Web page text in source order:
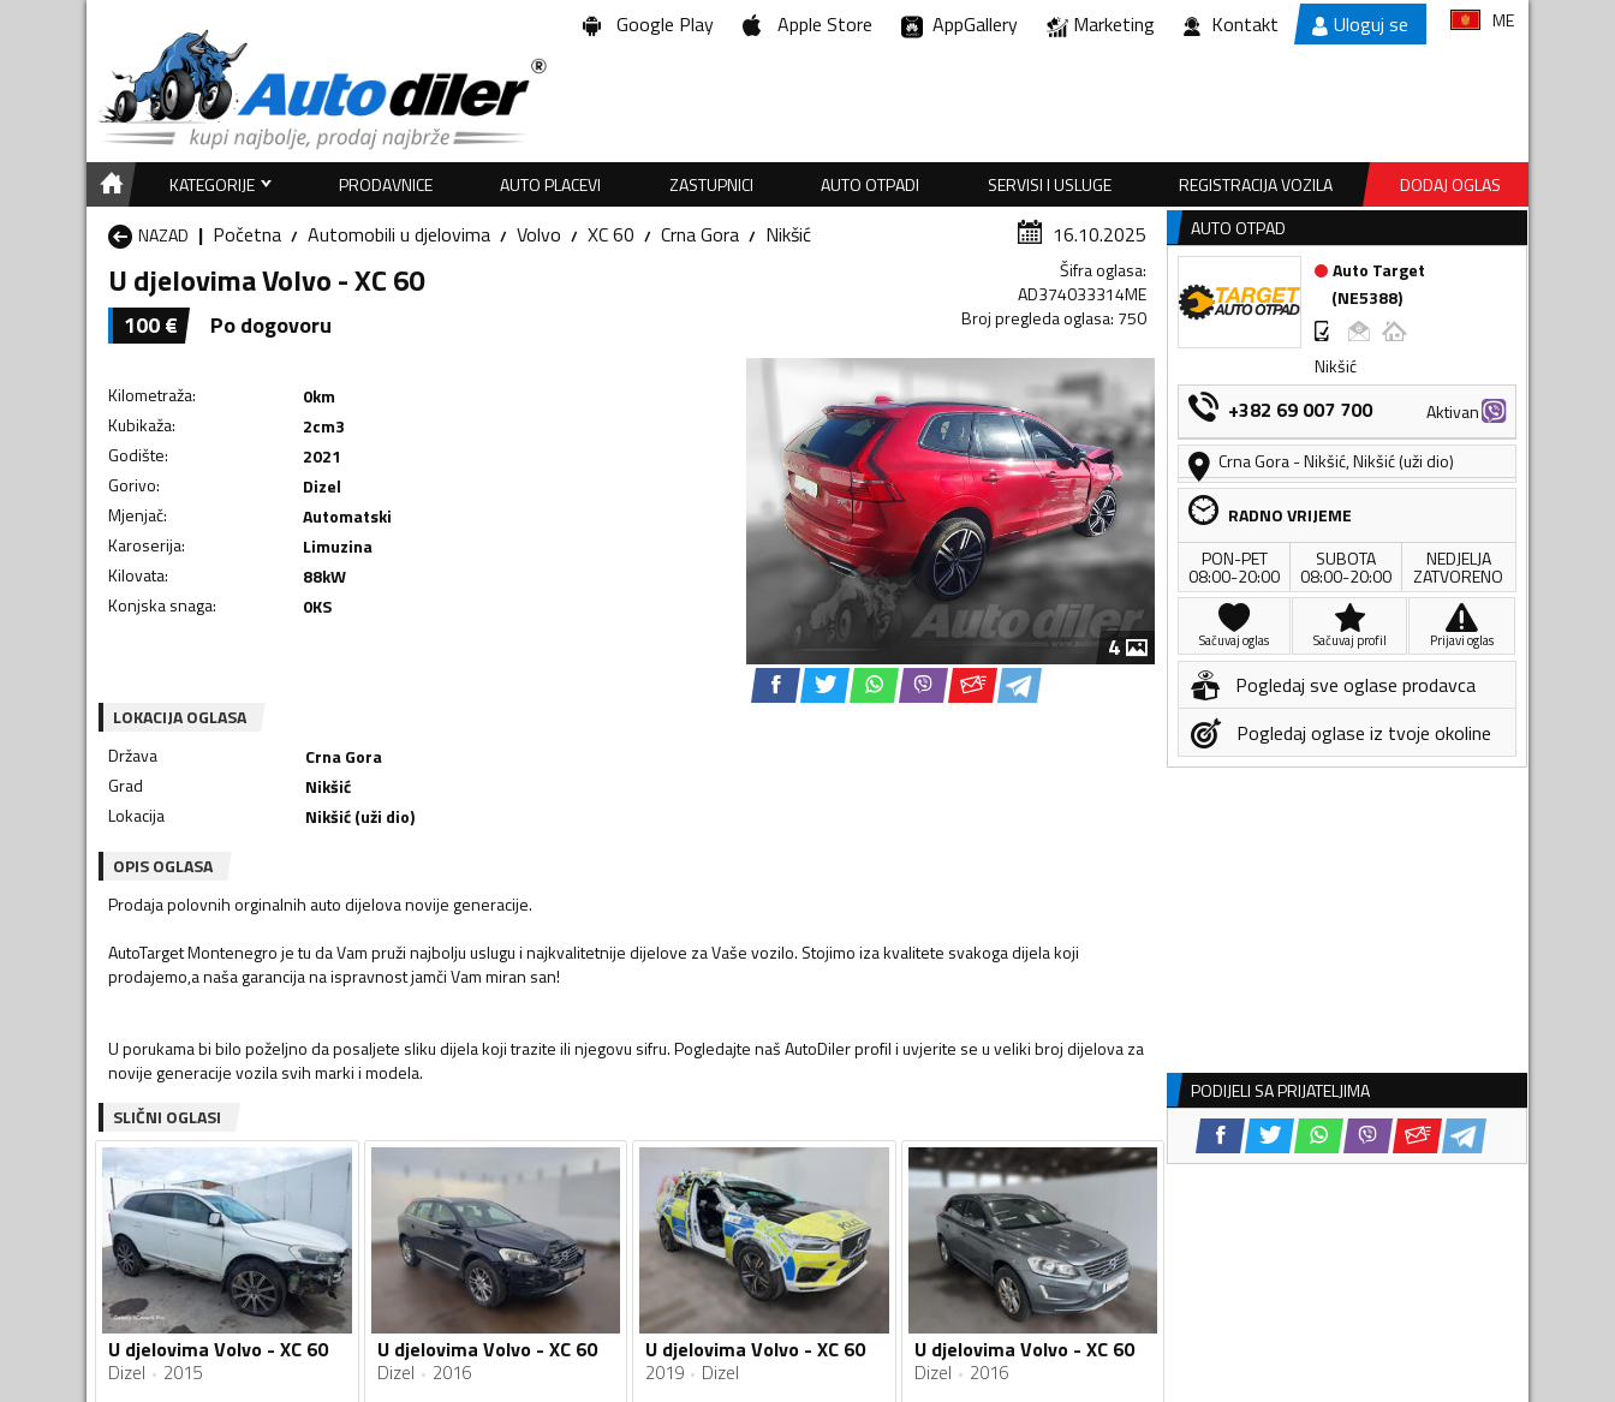
Google Play Apple Store AppGallery Marketing Kontakt Uloguj se ME
KATEGORIJE PRODAVNICE AUTO PLACEVI ZASTUPNICI AUTO OTPADI SERVISI I USLUGE REGISTRACIJA VOZILA
DODAJ OGLAS
NAZAD
Početna Automobili u djelovima Volvo XC 60 Crna Gora Nikšić 16.10.2025
U djelovima Volvo - XC 60
100€ Po dogovoru
Šifra oglasa:
AD374033314ME
Broj pregleda oglasa: 750
Kilometraža: 0km
Kubikaža: 2cm3
Godište:
2021
Gorivo:
Dizel
Mjenjač:
Automatski
Karoserija:
Limuzina
Kilovata: 88kW
Konjska snaga: 0KS
4
LOKACIJA OGLASA
Država
Crna Gora
Grad
Nikšić
Lokacija
Nikšić (uži dio)
OPIS OGLASA
Prodaja polovnih orginalnih auto dijelova novije generacije.
AutoTarget Montenegro je tu da Vam pruži najbolju uslugu i najkvalitetnije dijelove za Vaše vozilo. Stojimo iza kvalitete svakoga dijela koji
prodajemo,a naša garancija na ispravnost jamči Vam miran san!
U porukama bi bilo poželjno da posaljete sliku dijela koji trazite ili njegovu sifru. Pogledajte naš AutoDiler profil i uvjerite se u veliki broj dijelova za
novije generacije vozila svih marki i modela.
SLIČNI OGLASI
U djelovima Volvo - XC 60
Dizel 2015
U djelovima Volvo - XC 60
Dizel 2016
U djelovima Volvo - XC 60
2019 Dizel
U djelovima Volvo - XC 60
Dizel 2016
AUTO OTPAD
Auto Target
(NE5388)
Nikšić
+382 69 007 700
Aktivan
Crna Gora-Nikšić,Nikšić (uži dio)
RADNO VRIJEME
PON-PET
08:00-20:00
SUBOTA
08:00-20:00
NEDJELJA
ZATVORENO
Sačuvaj oglas Sačuvaj profil Prijavi oglas
Pogledaj sve oglase prodavca
Pogledaj oglase iz tvoje okoline
PODIJELI SA PRIJATELJIMA